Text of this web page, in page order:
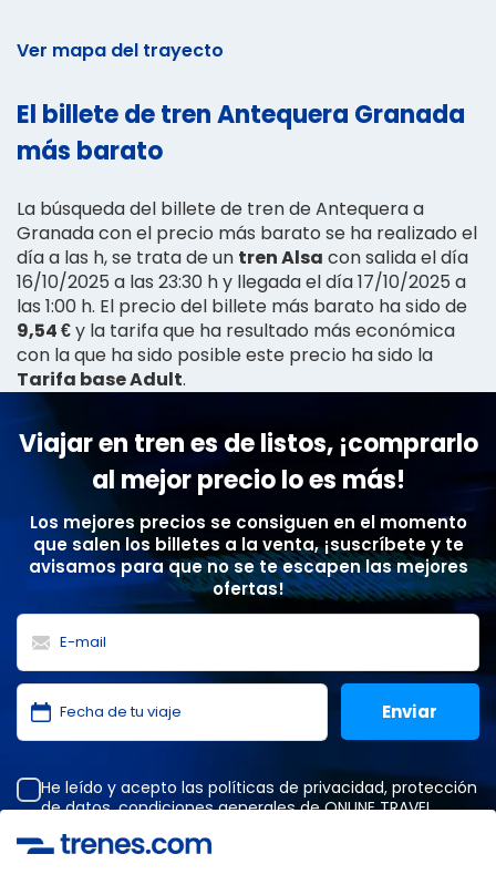
Ver mapa del trayecto
El billete de tren Antequera Granada
más barato
La búsqueda del billete de tren de Antequera a
Granada con el precio más barato se ha realizado el
día a las h, se trata de un tren Alsa con salida el día
16/10/2025 a las 23:30 h y llegada el día 17/10/2025 a
las 1:00 h. El precio del billete más barato ha sido de
9,54 €y la tarifa que ha resultado más económica
con la que ha sido posible este precio ha sido la
Tarifa base Adult.
Viajar en tren es de listos, ¡comprarlo
al mejor precio lo es más!
Los mejores precios se consiguen en el momento
que salen los billetes a la venta, ¡suscríbete y te
avisamos para que no se te escapen las mejores
ofertas!
He leído y acepto las políticas de privacidad, protección
de datos,condiciones generalesde ONLINE TRAVEL